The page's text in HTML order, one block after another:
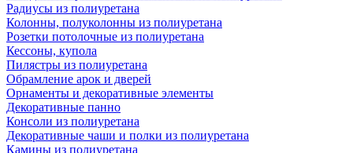
Радиусы из полиуретана
Колонны, полуколонны из полиуретана
Розетки потолочные из полиуретана
Кессоны, купола
Пилястры из полиуретана
Обрамление арок и дверей
Орнаменты и декоративные элементы
Декоративные панно
Консоли из полиуретана
Декоративные чаши и полки из полиуретана
Камины из полиуретана